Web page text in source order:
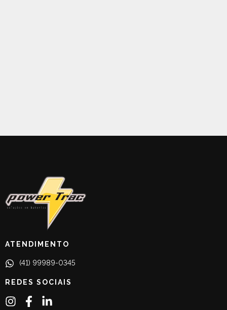
ATENDIMENTO
(41) 99989-0345
REDES SOCIAIS